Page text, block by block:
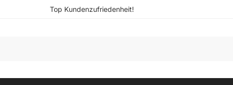
Top Kundenzufriedenheit!